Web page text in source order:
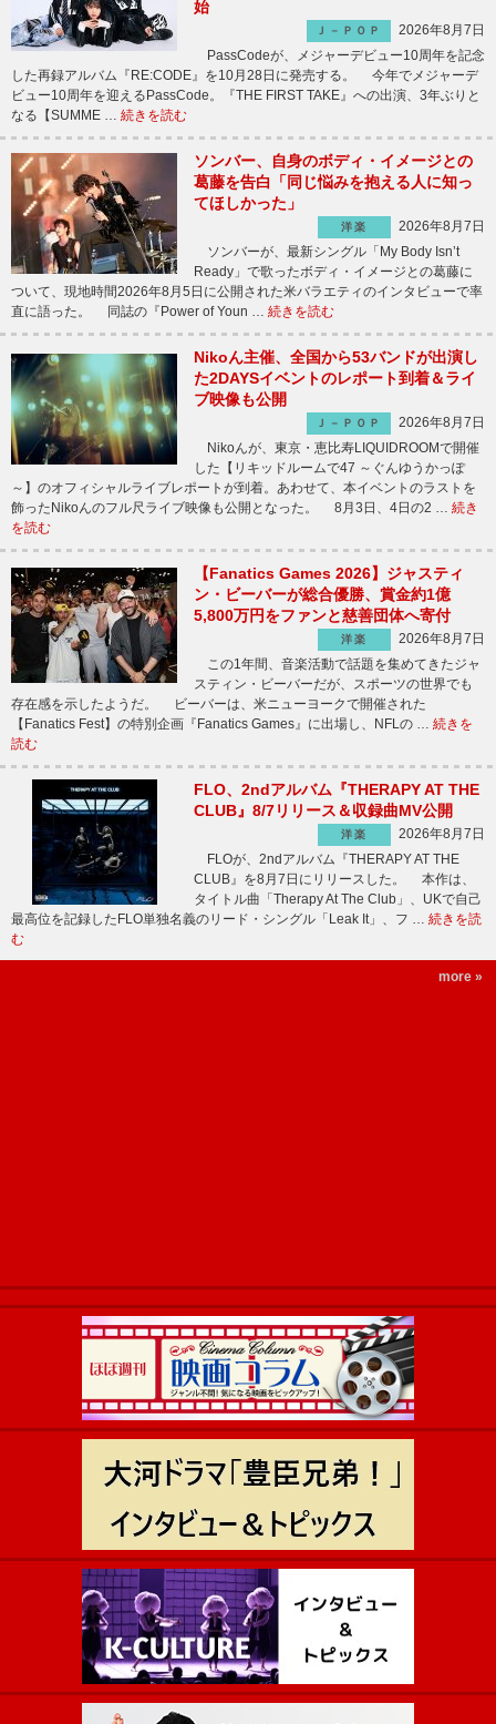
始
Ｊ－ＰＯＰ
2026年8月7日
PassCodeが、メジャーデビュー10周年を記念
した再録アルバム『RE:CODE』を10月28日に発売する。 今年でメジャーデ
ビュー10周年を迎えるPassCode。『THE FIRST TAKE』への出演、3年ぶりと
なる【SUMME … 続きを読む
ソンバー、自身のボディ・イメージとの
葛藤を告白「同じ悩みを抱える人に知っ
てほしかった」
洋楽
2026年8月7日
ソンバーが、最新シングル「My Body Isn’t
Ready」で歌ったボディ・イメージとの葛藤に
ついて、現地時間2026年8月5日に公開された米バラエティのインタビューで率
直に語った。 同誌の『Power of Youn … 続きを読む
Nikoん主催、全国から53バンドが出演し
た2DAYSイベントのレポート到着＆ライ
ブ映像も公開
Ｊ－ＰＯＰ
2026年8月7日
Nikoんが、東京・恵比寿LIQUIDROOMで開催
した【リキッドルームで47 ～ぐんゆうかっぽ
～】のオフィシャルライブレポートが到着。あわせて、本イベントのラストを
飾ったNikoんのフル尺ライブ映像も公開となった。 8月3日、4日の2 … 続き
を読む
【Fanatics Games 2026】ジャスティ
ン・ビーバーが総合優勝、賞金約1億
5,800万円をファンと慈善団体へ寄付
洋楽
2026年8月7日
この1年間、音楽活動で話題を集めてきたジャ
スティン・ビーバーだが、スポーツの世界でも
存在感を示したようだ。 ビーバーは、米ニューヨークで開催された
【Fanatics Fest】の特別企画『Fanatics Games』に出場し、NFLの … 続きを
読む
FLO、2ndアルバム『THERAPY AT THE
CLUB』8/7リリース＆収録曲MV公開
洋楽
2026年8月7日
FLOが、2ndアルバム『THERAPY AT THE
CLUB』を8月7日にリリースした。 本作は、
タイトル曲「Therapy At The Club」、UKで自己
最高位を記録したFLO単独名義のリード・シングル「Leak It」、フ … 続きを読
む
more »